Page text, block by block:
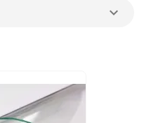
expand_more